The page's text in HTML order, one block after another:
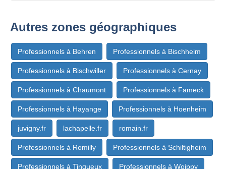
Autres zones géographiques
Professionnels à Behren Professionnels à Bischheim
Professionnels à Bischwiller Professionnels à Cernay
Professionnels à Chaumont Professionnels à Fameck
Professionnels à Hayange Professionnels à Hoenheim
juvigny.fr lachapelle.fr romain.fr
Professionnels à Romilly Professionnels à Schiltigheim
Professionnels à Tinqueux Professionnels à Woippy